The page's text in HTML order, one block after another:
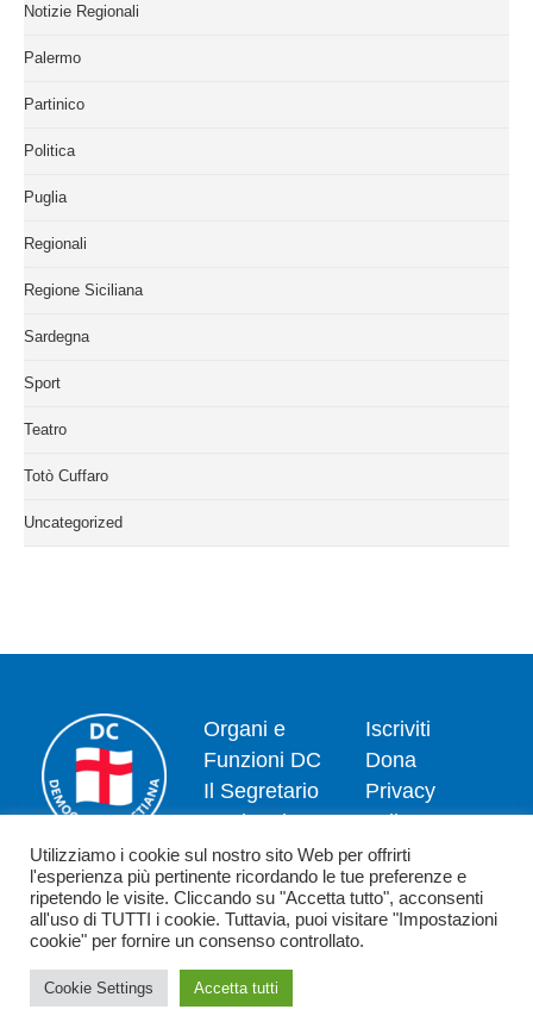
Notizie Regionali
Palermo
Partinico
Politica
Puglia
Regionali
Regione Siciliana
Sardegna
Sport
Teatro
Totò Cuffaro
Uncategorized
Organi e
Funzioni DC
Il Segretario
Nazionale
Dipartimenti
News
Contatti
Iscriviti
Dona
Privacy
policy
Politica dei
cookie
Copyright 2026 - Democrazia Cristiana - Piazzale Luigi Sturzo,15 - 00144
Utilizziamo i cookie sul nostro sito Web per offrirti
l'esperienza più pertinente ricordando le tue preferenze e
ripetendo le visite. Cliccando su "Accetta tutto", acconsenti
all'uso di TUTTI i cookie. Tuttavia, puoi visitare "Impostazioni
cookie" per fornire un consenso controllato.
Cookie Settings Accetta tutti